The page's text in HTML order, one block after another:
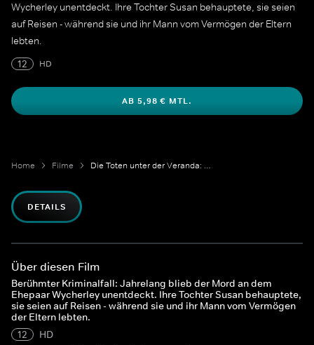
Wycherley unentdeckt. Ihre Tochter Susan behauptete, sie seien
auf Reisen - während sie und ihr Mann vom Vermögen der Eltern
lebten.
12
HD
AB 5,98 € MTL.
Home Filme Die Toten unter der Veranda: Mord in der Vorstadt
DETAILS
Über diesen Film
Berühmter Kriminalfall: Jahrelang blieb der Mord an dem
Ehepaar Wycherley unentdeckt. Ihre Tochter Susan behauptete,
sie seien auf Reisen - während sie und ihr Mann vom Vermögen
der Eltern lebten.
12
HD